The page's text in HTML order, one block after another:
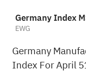
EWG
Germany
Index For April